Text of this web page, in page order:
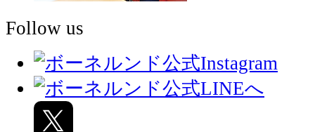
Follow us